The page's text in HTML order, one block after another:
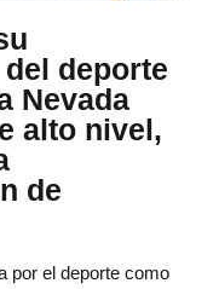
deporte
Nevada
alto nivel,
de
por el deporte como